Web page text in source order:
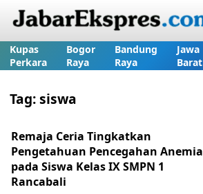
Kupas
Perkara
Bogor
Raya
Bandung
Raya
Jawa
Barat
Tag:siswa
Remaja Ceria Tingkatkan
Pengetahuan Pencegahan Anemia
pada Siswa Kelas IX SMPN 1
Rancabali